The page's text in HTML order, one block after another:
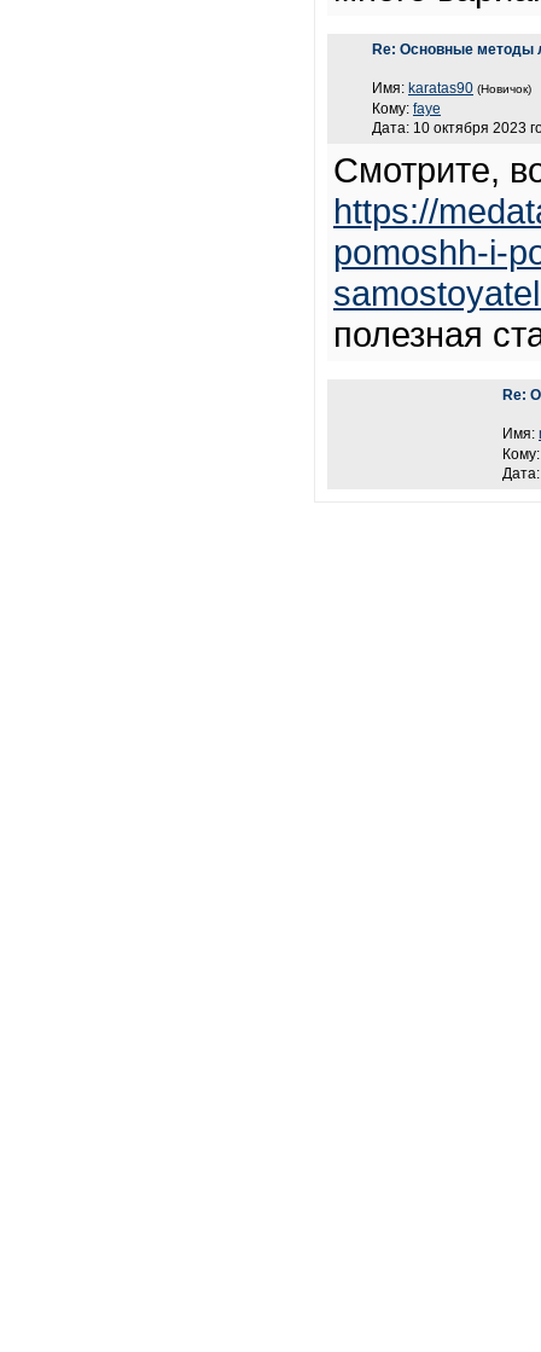
Re: Основные методы
Имя: karatas90 (Новичок)
Кому: faye
Дата: 10 октября 2023
Смотрите,
https://
pomoshh-i-
полезная
Re:
Имя: